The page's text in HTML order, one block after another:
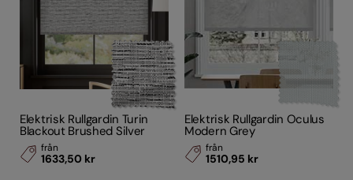
Elektrisk Rullgardin Turin
Blackout Brushed Silver
från
1633,50 kr
Elektrisk Rullgardin Oculus
Modern Grey
från
1510,95 kr